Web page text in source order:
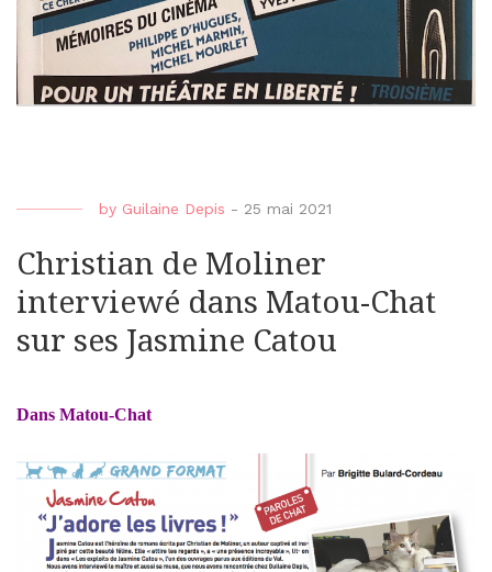
by Guilaine Depis - 25 mai 2021
Christian de Moliner
interviewé dans Matou-Chat
sur ses Jasmine Catou
Dans Matou-Chat